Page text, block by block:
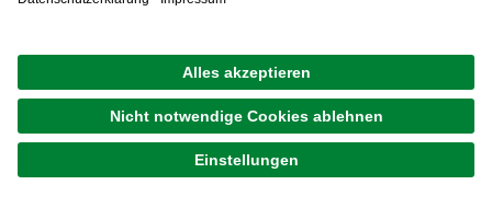
schwarz
37,99 €
Verfügbarkeit im Markt prüfen
lieferbar